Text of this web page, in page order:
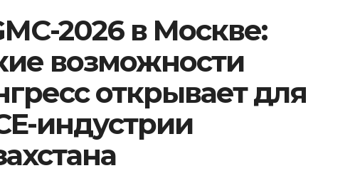
2026 в Москве:
возможности
открывает для
индустрии